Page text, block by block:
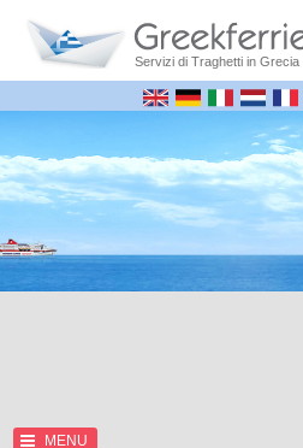
Servizi di Traghetti in Grecia
MENU